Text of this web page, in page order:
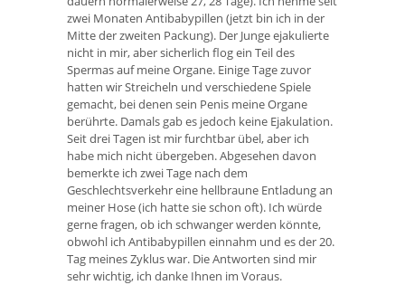
zwei Monaten Antibabypillen (jetzt bin ich in der
Mitte der zweiten Packung). Der Junge ejakulierte
nicht in mir, aber sicherlich flog ein Teil des
Spermas auf meine Organe. Einige Tage zuvor
hatten wir Streicheln und verschiedene Spiele
gemacht, bei denen sein Penis meine Organe
berührte. Damals gab es jedoch keine Ejakulation.
Seit drei Tagen ist mir furchtbar übel, aber ich
habe mich nicht übergeben. Abgesehen davon
bemerkte ich zwei Tage nach dem
Geschlechtsverkehr eine hellbraune Entladung an
meiner Hose (ich hatte sie schon oft). Ich würde
gerne fragen, ob ich schwanger werden könnte,
obwohl ich Antibabypillen einnahm und es der 20.
Tag meines Zyklus war. Die Antworten sind mir
sehr wichtig, ich danke Ihnen im Voraus.